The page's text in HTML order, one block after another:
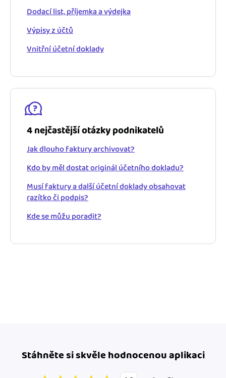
Dodací list, příjemka a výdejka
Výpisy z účtů
Vnitřní účetní doklady
4 nejčastější otázky podnikatelů
Jak dlouho faktury archivovat?
Kdo by měl dostat originál účetního dokladu?
Musí faktury a další účetní doklady obsahovat
razítko či podpis?
Kde se můžu poradit?
Stáhněte si skvěle hodnocenou aplikaci